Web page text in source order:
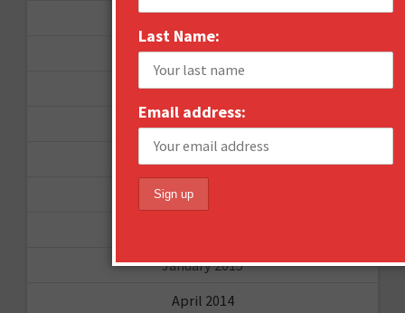
March 2016
January 2016
December 2015
November 2015
September 2015
January 2015
April 2014
Last Name:
Email address: